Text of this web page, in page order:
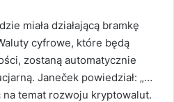
miała działającą bramkę
cyfrowe, które będą
zostaną automatycznie
Janeček powiedział: „…
temat rozwoju kryptowalut.